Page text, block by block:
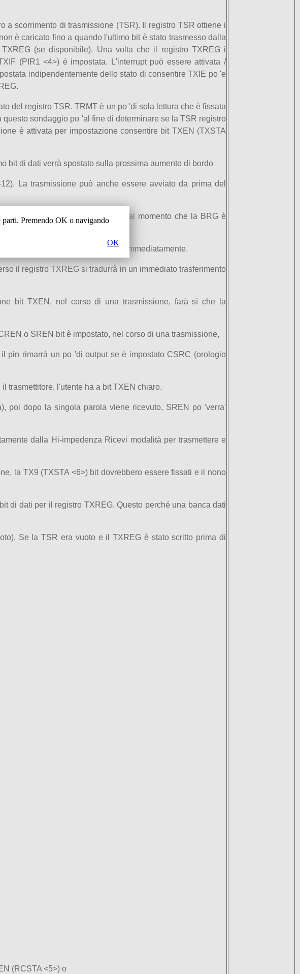
a scorrimento di trasmissione (TSR). Il registro TSR ottiene i
è caricato fino a quando l'ultimo bit è stato trasmesso dalla
(se disponibile). Una volta che il registro TXREG i
(PIR1 <4>) è impostata. L'interrupt può essere attivata /
indipendentemente dello stato di consentire TXIE po 'e
del registro TSR. TRMT è un po 'di sola lettura che è fissata
sondaggio po 'al fine di determinare se la TSR registro
è attivata per impostazione consentire bit TXEN (TXSTA
bit di dati verrà spostato sulla prossima aumento di bordo
La trasmissione può anche essere avviato da prima del
di baud lenta sono selezionati, dal momento che la BRG è
di uno spostamento di clock immediatamente.
il registro TXREG si tradurrà in un immediato trasferimento
bit TXEN, nel corso di una trasmissione, farà sì che la
o SREN bit è impostato, nel corso di una trasmissione,
pin rimarrà un po 'di output se è impostato CSRC (orologio
trasmettitore, l'utente ha a bit TXEN chiaro.
poi dopo la singola parola viene ricevuto, SREN po 'verra'
dalla Hi-impedenza Ricevi modalità per trasmettere e
la TX9 (TXSTA <6>) bit dovrebbero essere fissati e il nono
di dati per il registro TXREG. Questo perché una banca dati
Se la TSR era vuoto e il TXREG è stato scritto prima di
(RCSTA <5>) o
Premendo OK o navigando
OK